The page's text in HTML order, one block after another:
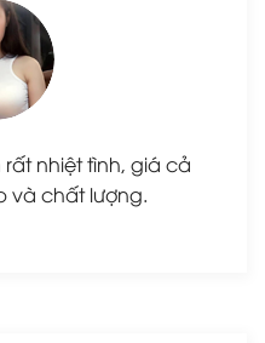
rất nhiệt tình, giá cả
và chất lượng.